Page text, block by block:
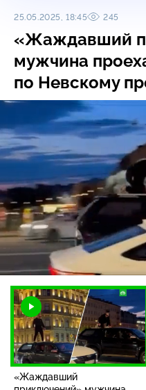
25.05.2025, 18:45 245
«Жаждавший
мужчина
по Невскому
«Жаждавший